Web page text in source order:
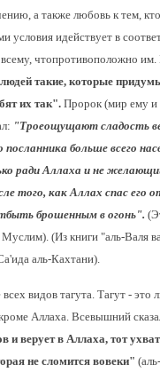
а также любовь к тем,
условия идействует в
всему, чтопротивоположно
такие, которые
их так". Пророк (мир ему и
"Троеощущают сладость
посланника больше всего
ради Аллаха и не
того, как Аллах спас его
брошенным в огонь".
(Из книги "аль-Валя
аль-Кахтани).
видов тагута. Тагут - это
Аллаха. Всевышний
и верует в Аллаха, тот
не сломится вовеки"